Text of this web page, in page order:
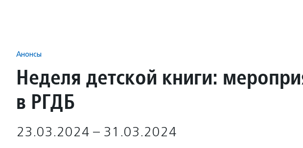
Анонсы
Неделя детской книги:
в РГДБ
23.03.2024 – 31.03.2024